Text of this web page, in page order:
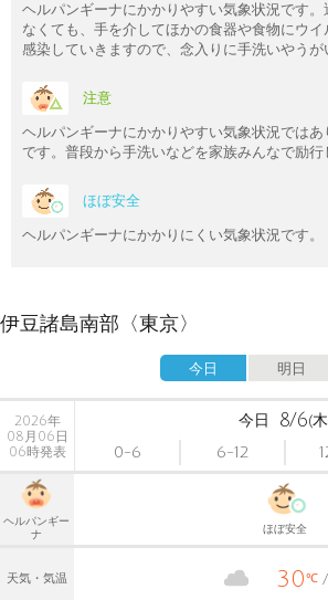
ヘルパンギーナにかかりやすい気象状況です
なくても、手を介してほかの食器や食物にウ
感染していきますので、念入りに手洗いやうが
注意
ヘルパンギーナにかかりやすい気象状況では
です。普段から手洗いなどを家族みんなで励行
ほぼ安全
ヘルパンギーナにかかりにくい気象状況です。
伊豆諸島南部〈東京〉
今日 明日
2026年
08月06日
06時発表
今日 8/6(
0-6
6-12
ヘルパンギー
ナ
ほぼ安全
天気・気温 30℃